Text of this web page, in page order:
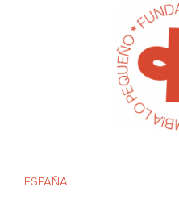
ESPAÑA